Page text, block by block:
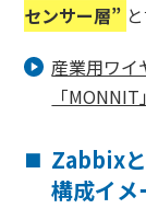
センサー層”
産業用ワイ
「
Zabbix
構成イメ